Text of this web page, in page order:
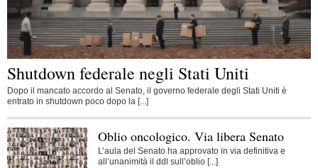
Shutdown federale negli Stati Uniti
Dopo il mancato accordo al Senato, il governo federale degli Stati Uniti è
entrato in shutdown poco dopo la [...]
Oblio oncologico. Via libera Senato
L’aula del Senato ha approvato in via definitiva e
all’unanimità il ddl sull’oblio [...]